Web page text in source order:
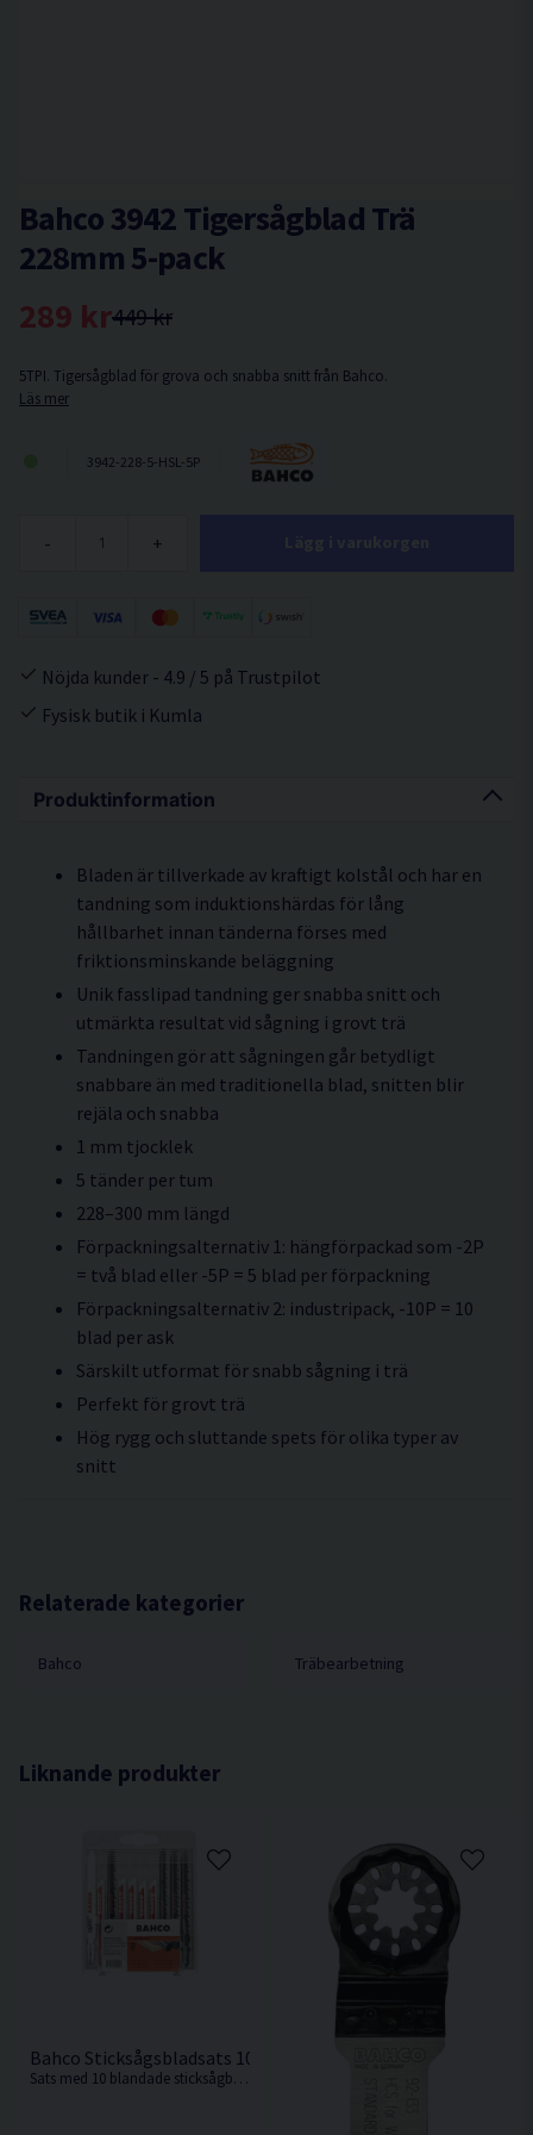
Produktinformation
Bladen är tillverkade av kraftigt kolstål och har en
tandning som induktionshärdas för lång
hållbarhet innan tänderna förses med
friktionsminskande beläggning
Unik fasslipad tandning ger snabba snitt och
utmärkta resultat vid sågning i grovt trä
Tandningen gör att sågningen går betydligt
snabbare än med traditionella blad, snitten blir
rejäla och snabba
1 mm tjocklek
5 tänder per tum
228–300 mm längd
Förpackningsalternativ 1: hängförpackad som -2P
= två blad eller -5P = 5 blad per förpackning
Förpackningsalternativ 2: industripack, -10P = 10
blad per ask
Särskilt utformat för snabb sågning i trä
Perfekt för grovt trä
Hög rygg och sluttande spets för olika typer av
snitt
Relaterade kategorier
Bahco Träbearbetning
Bahco 3942 Tigersågblad Trä
228mm 5-pack
449 kr
289 kr
5TPI. Tigersågblad för grova och snabba snitt från Bahco.
Läs mer
3942-228-5-HSL-5P
- +
Nöjda kunder - 4.9 / 5 på Trustpilot
Fysisk butik i Kumla
Liknande produkter
Bahco Sticksågsbladsats 10st blad
Sats med 10 blandade sticksågblad perfekt för sågning i de flesta typer av trä och metall.